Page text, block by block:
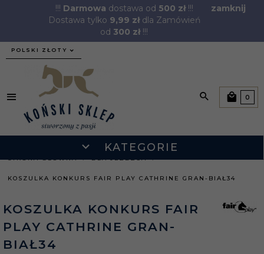
!!! Darmowa dostawa od 500 zł!!!
Dostawa tylko 9,99 złdla Zamówień
od 300 zł!!!
zamknij
currency_h
POLSKI ZŁOTY
KATEGORIE
0
STRONA GŁÓWNA DLA JEŹDŹCA
KOSZULKA KONKURS FAIR PLAY CATHRINE GRAN-BIAŁ34
KOSZULKA KONKURS FAIR
PLAY CATHRINE GRAN-
BIAŁ34